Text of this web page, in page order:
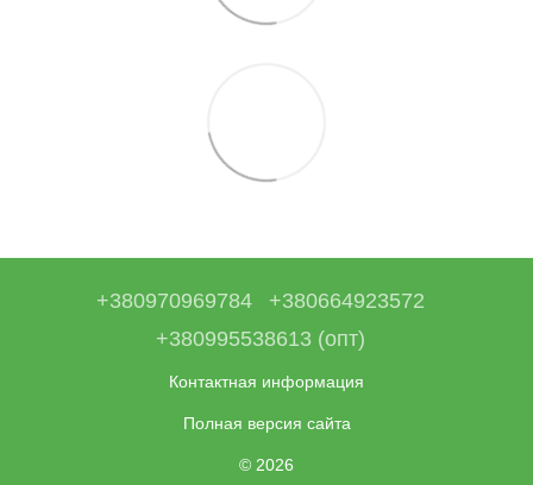
+380970969784
+380664923572
+380995538613 (опт)
Контактная информация
Полная версия сайта
© 2026